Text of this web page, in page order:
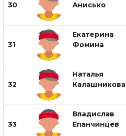
30
Анисько
31
Екатерина
Фомина
32
Наталья
Калашникова
33
Владислав
Епанчинцев